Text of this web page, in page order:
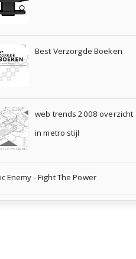
Best Verzorgde Boeken
web trends 2008 overzicht
in metro stijl
Enemy - Fight The Power